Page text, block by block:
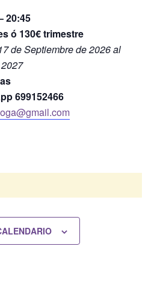
20:45
ó 130€ trimestre
de Septiembre de 2026 al
699152466